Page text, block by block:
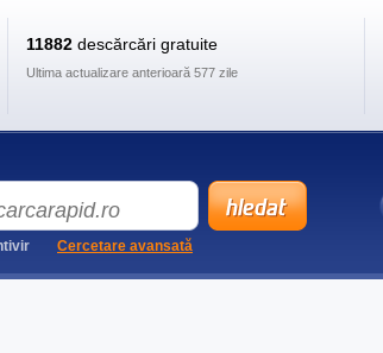
11882 descărcări gratuite
Ultima actualizare anterioară 577 zile
Cercetare avansată